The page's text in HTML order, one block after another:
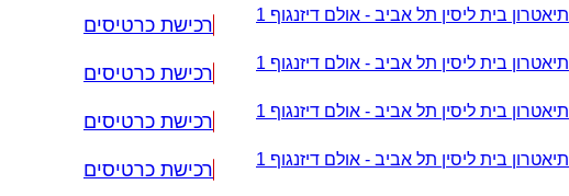
תיאטרון בית ליסין תל אביב - אולם דיזנגוף 1 רכישת כרטיסים
תיאטרון בית ליסין תל אביב - אולם דיזנגוף 1 רכישת כרטיסים
תיאטרון בית ליסין תל אביב - אולם דיזנגוף 1 רכישת כרטיסים
תיאטרון בית ליסין תל אביב - אולם דיזנגוף 1 רכישת כרטיסים